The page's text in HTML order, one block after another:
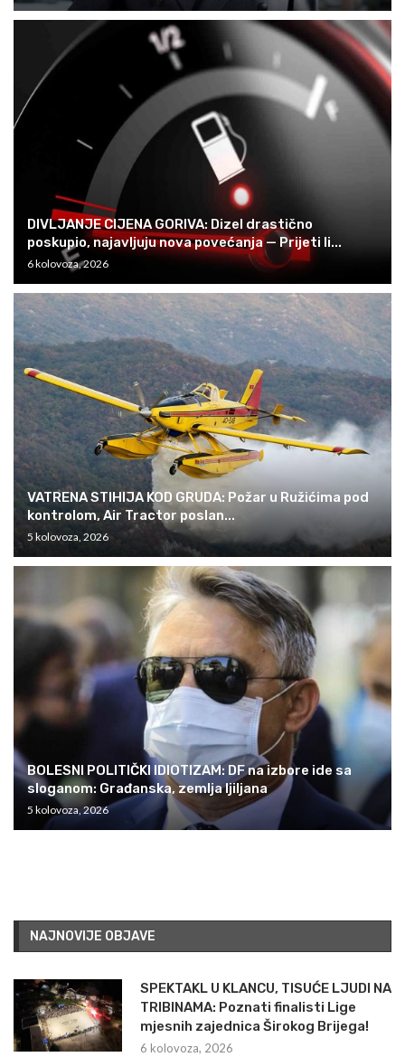
DIVLJANJE CIJENA GORIVA: Dizel drastično
poskupio, najavljuju nova povećanja — Prijeti li...
6 kolovoza, 2026
VATRENA STIHIJA KOD GRUDA: Požar u Ružićima pod
kontrolom, Air Tractor poslan...
5 kolovoza, 2026
BOLESNI POLITIČKI IDIOTIZAM: DF na izbore ide sa
sloganom: Građanska, zemlja ljiljana
5 kolovoza, 2026
NAJNOVIJE OBJAVE
SPEKTAKL U KLANCU, TISUĆE LJUDI NA
TRIBINAMA: Poznati finalisti Lige
mjesnih zajednica Širokog Brijega!
6 kolovoza, 2026